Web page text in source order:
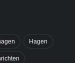
Hagen